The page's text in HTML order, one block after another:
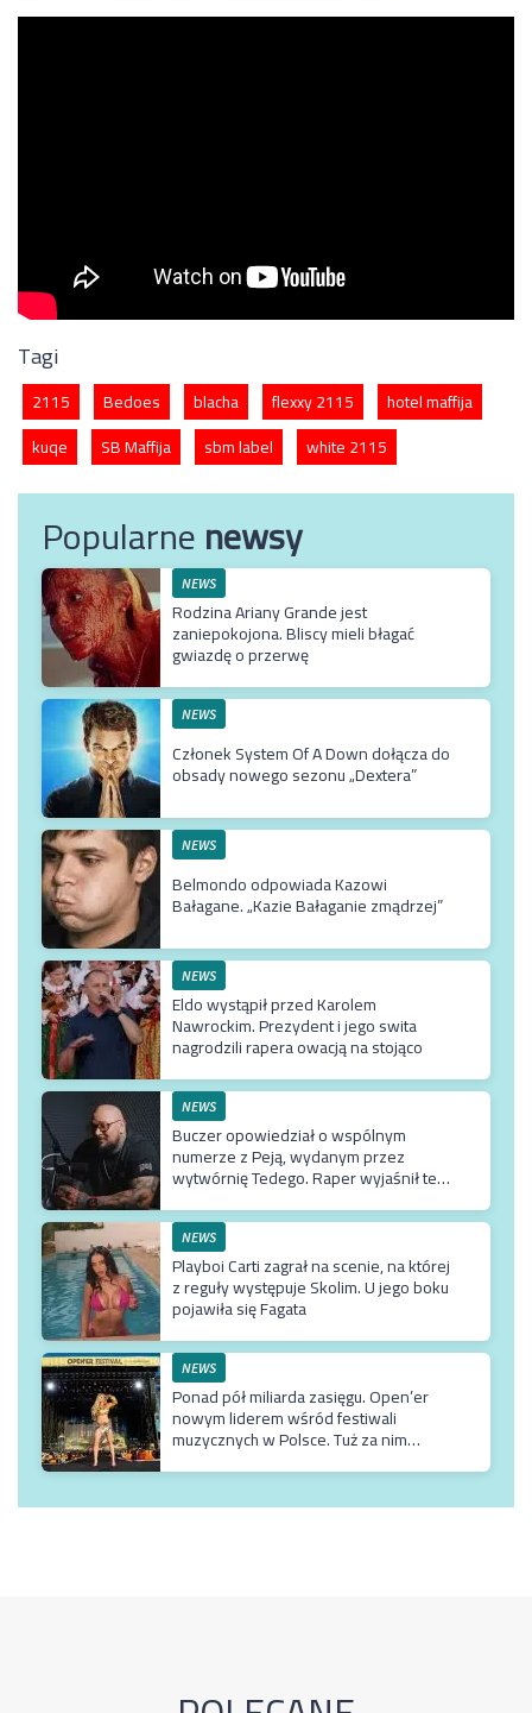
Tagi
2115 Bedoes blacha flexxy 2115
hotel maffija
kuqe
SB Maffija sbm label white 2115
Popularnenewsy
NEWS
Rodzina Ariany Grande jest
zaniepokojona. Bliscy mieli błagać
gwiazdę o przerwę
NEWS
Członek System Of A Down dołącza do
obsady nowego sezonu „Dextera”
NEWS
Belmondo odpowiada Kazowi
Bałagane. „Kazie Bałaganie zmądrzej”
NEWS
Eldo wystąpił przed Karolem
Nawrockim. Prezydent i jego swita
nagrodzili rapera owacją na stojąco
NEWS
Buczer opowiedział o wspólnym
numerze z Peją, wydanym przez
wytwórnię Tedego. Raper wyjaśnił też
kanału Wielkie Joł
NEWS
Playboi Carti zagrał na scenie, na której
z reguły występuje Skolim. U jego boku
pojawiła się Fagata
NEWS
Ponad pół miliarda zasięgu. Open’er
nowym liderem wśród festiwali
muzycznych w Polsce. Tuż za nim